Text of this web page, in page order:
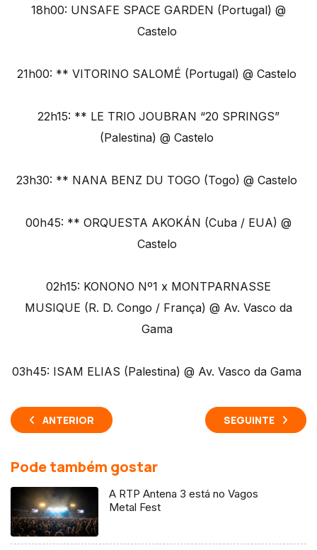
18h00: UNSAFE SPACE GARDEN (Portugal) @
Castelo
21h00: ** VITORINO SALOMÉ (Portugal) @ Castelo
22h15: ** LE TRIO JOUBRAN “20 SPRINGS”
(Palestina) @ Castelo
23h30: ** NANA BENZ DU TOGO (Togo) @ Castelo
00h45: ** ORQUESTA AKOKÁN (Cuba / EUA) @
Castelo
02h15: KONONO Nº1 x MONTPARNASSE
MUSIQUE (R. D. Congo / França) @ Av. Vasco da
Gama
03h45: ISAM ELIAS (Palestina) @ Av. Vasco da Gama
ANTERIOR SEGUINTE
Pode também gostar
A RTP Antena 3 está no Vagos
Metal Fest